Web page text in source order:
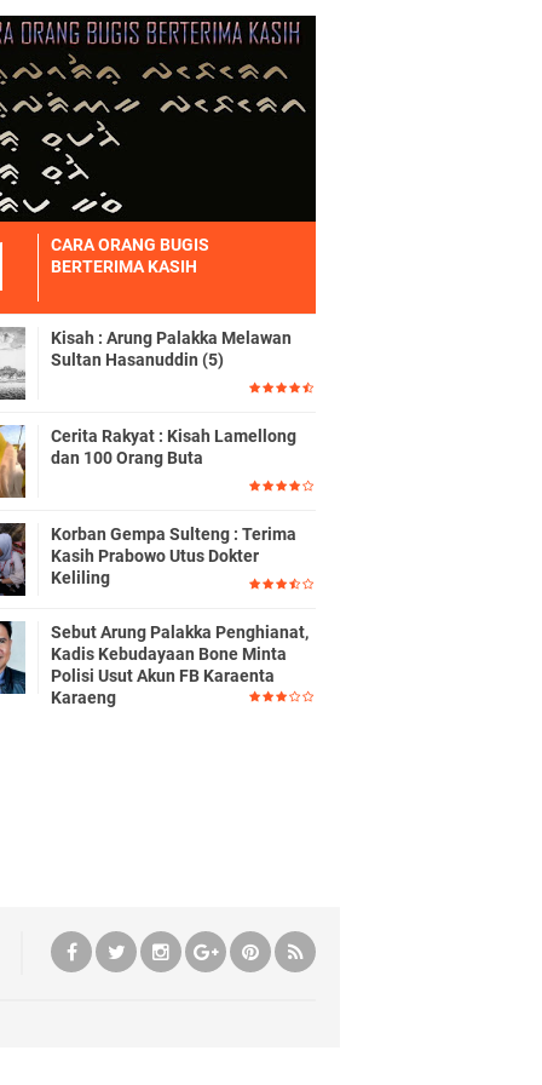
CARA ORANG BUGIS
BERTERIMA KASIH
Kisah : Arung Palakka Melawan
Sultan Hasanuddin (5)
Cerita Rakyat : Kisah Lamellong
dan 100 Orang Buta
Korban Gempa Sulteng : Terima
Kasih Prabowo Utus Dokter
Keliling
Sebut Arung Palakka Penghianat,
Kadis Kebudayaan Bone Minta
Polisi Usut Akun FB Karaenta
Karaeng